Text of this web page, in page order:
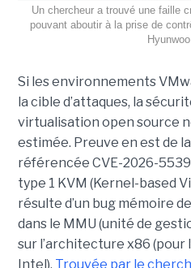
Un chercheur a trouvé une faille
pouvant aboutir à la prise de
Si les environnements
la cible d’attaques, la
virtualisation open source
estimée. Preuve en est de
référencée CVE-2026-5539
type 1 KVM (Kernel-based
résulte d’un bug mémoire
dans le MMU (unité de
sur l’architecture x86 (pour
Intel). Trouvée par le